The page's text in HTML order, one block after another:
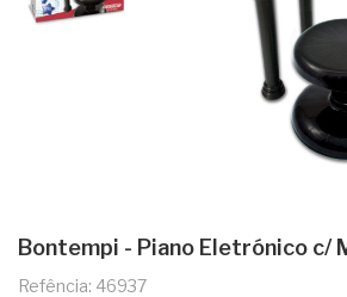
Bontempi - Piano Eletrónico c/
Refência: 46937